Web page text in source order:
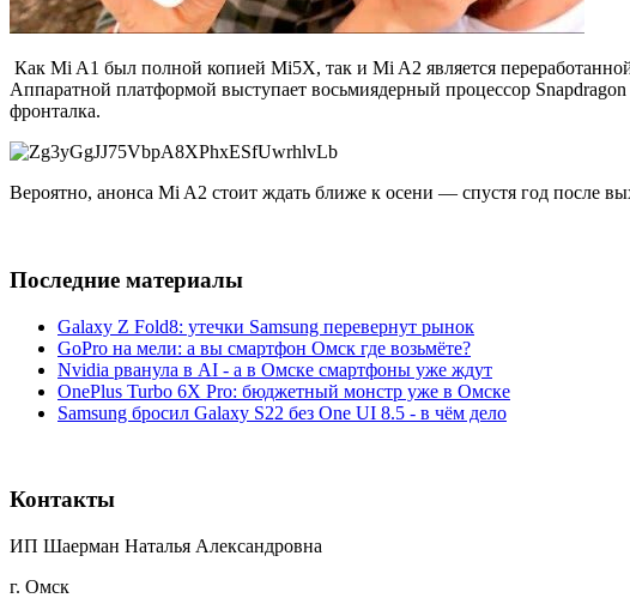
Как Mi A1 был полной копией Mi5X, так и Mi A2 является
Аппаратной платформой выступает восьмиядерный процессор
фронталка.
Вероятно, анонса Mi A2 стоит ждать ближе к осени — спустя год после
Последние материалы
Galaxy Z Fold8: утечки Samsung перевернут рынок
GoPro на мели: а вы смартфон Омск где возьмёте?
Nvidia рванула в AI - а в Омске смартфоны уже ждут
OnePlus Turbo 6X Pro: бюджетный монстр уже в Омске
Samsung бросил Galaxy S22 без One UI 8.5 - в чём дело
Контакты
ИП Шаерман Наталья Александровна
г. Омск